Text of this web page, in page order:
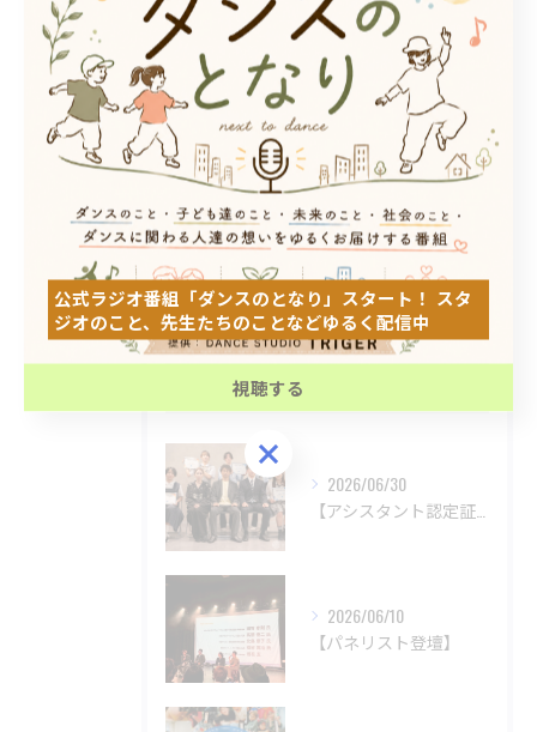
DANCE STUDIO TRIGER FIRST
DANCE STUDIO TRIGER SECOND
ダンス
子ども
初心者
体験
見学
最近の投稿
2026/06/30
2026/06/10
【パネリスト登壇】
公式ラジオ番組「ダンスのとなり」スタート！ スタ
ジオのこと、先生たちのことなどゆるく配信中
視聴する
公式ラジオ番組「ダンスのとなり」スタート！ スタ
ジオのこと、先生たちのことなどゆるく配信中
視聴する